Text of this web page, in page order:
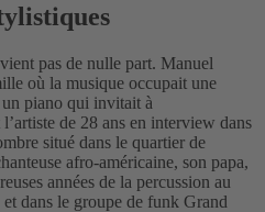
pas de nulle part. Manuel
où la musique occupait une
piano qui invitait à
de 28 ans en interview dans
situé dans le quartier de
afro-américaine, son papa,
années de la percussion au
dans le groupe de funk Grand